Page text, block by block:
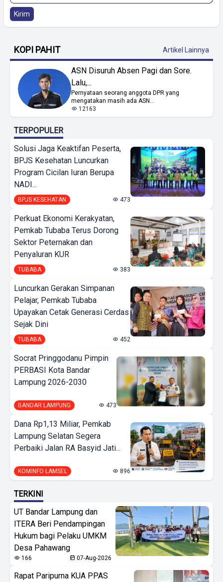
Kirim
KOPI PAHIT Artikel Lainnya
ASN Disuruh Absen Pagi dan Sore.
Lalu,...
Pernyataan seorang anggota DPR yang
mengatakan masih ada ASN...
12163
TERPOPULER
Solusi Jaga Keaktifan Peserta,
BPJS Kesehatan Luncurkan
Program Cicilan Iuran Berupa
NADI...
BPJS KESEHATAN 473
Perkuat Ekonomi Kerakyatan,
Pemkab Tubaba Terus Dorong
Sektor Peternakan dan
Penyaluran KUR
TUBABA 383
Luncurkan Gerakan Simpanan
Pelajar, Pemkab Tubaba
Upayakan Cetak Generasi Cerdas
Sejak Dini
TUBABA 452
Socrat Pringgodanu Pimpin
PERBASI Kota Bandar
Lampung 2026-2030
BANDAR LAMPUNG 473
Dana Rp1,13 Miliar, Pemkab
Lampung Selatan Segera
Perbaiki Jalan RA Basyid Jati...
KOMINFO LAMSEL 896
TERKINI
UT Bandar Lampung dan
ITERA Beri Pendampingan
Hukum bagi Pelaku UMKM
Desa Pahawang
166 07-Aug-2026
Rapat Paripurna KUA PPAS